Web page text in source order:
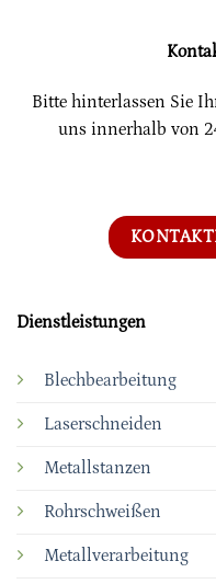
Dienstleistungen
Blechbearbeitung
Laserschneiden
Metallstanzen
Rohrschweißen
Metallverarbeitung
Bitte hinterlassen Sie
uns innerhalb von